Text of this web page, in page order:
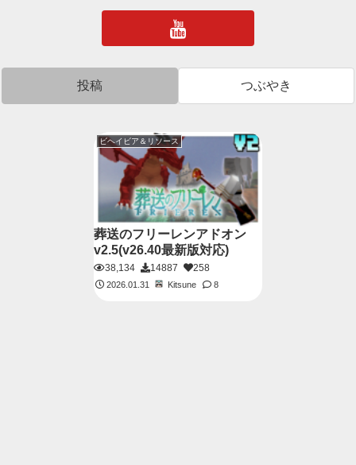
投稿 つぶやき
ビヘイビア＆リソース
葬送のフリーレンアドオン
v2.5(v26.40最新版対応)
38,134 14887 258
2026.01.31 Kitsune 8